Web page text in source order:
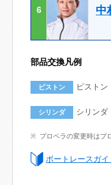
6
部品交換凡例
ピストン ピストン
シリンダ シリンダ
プロペラの変更時はプ
ボートレースガイ